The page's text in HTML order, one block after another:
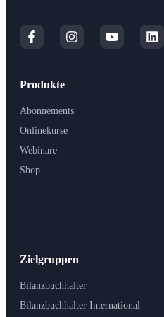
Produkte
Abonnements
Onlinekurse
Webinare
Shop
Zielgruppen
Bilanzbuchhalter
Bilanzbuchhalter International